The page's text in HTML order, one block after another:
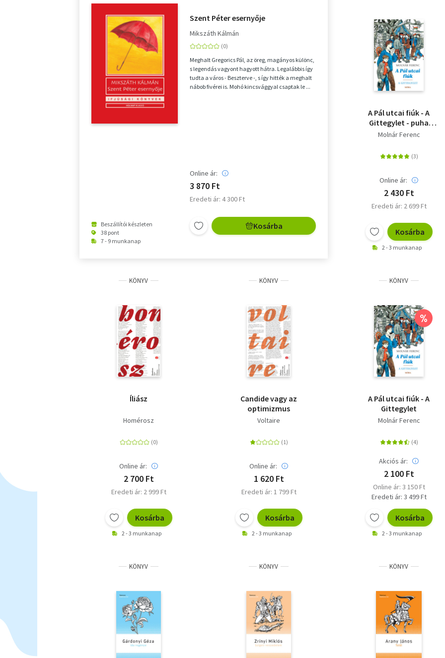
Beszállítói készleten
38 pont
7 - 9 munkanap
Szent Péter esernyője
Mikszáth Kálmán
Meghalt Gregorics Pál, az öreg, magányos különc,
s legendás vagyont hagyott hátra. Legalábbis így
tudta a város - Beszterve -, s így hitték a meghalt
nábob fivérei is. Mohó kincsvággyal csaptak le ...
Online ár:
3 870 Ft
Eredeti ár: 4 300 Ft
Kosárba
A Pál utcai fiúk - A
Gittegylet - puha
kötés
Molnár Ferenc
Online ár:
2 430 Ft
Eredeti ár: 2 699 Ft
Kosárba
2 - 3 munkanap
KÖNYV
Íliász
Homérosz
Online ár:
2 700 Ft
Eredeti ár: 2 999 Ft
Kosárba
2 - 3 munkanap
KÖNYV
Candide vagy az
optimizmus
Voltaire
Online ár:
1 620 Ft
Eredeti ár: 1 799 Ft
Kosárba
2 - 3 munkanap
KÖNYV
%
A Pál utcai fiúk - A
Gittegylet
Molnár Ferenc
Akciós ár:
2 100 Ft
Online ár: 3 150 Ft
Eredeti ár: 3 499 Ft
Kosárba
2 - 3 munkanap
KÖNYV KÖNYV KÖNYV